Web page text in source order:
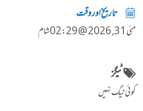
تاریخ اور وقت
مئی 31, 2026 @ 02:29شام
ٹیگز
کوئی ٹیگ نہیں